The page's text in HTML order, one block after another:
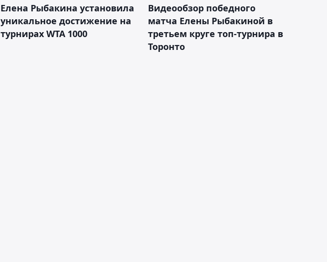
Елена Рыбакина установила
уникальное достижение на
турнирах WTA 1000
Видеообзор победного
матча Елены Рыбакиной в
третьем круге топ-турнира в
Торонто